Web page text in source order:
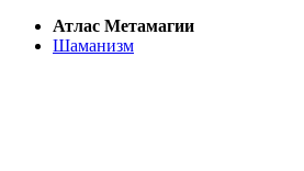
Атлас Метамагии
Шаманизм